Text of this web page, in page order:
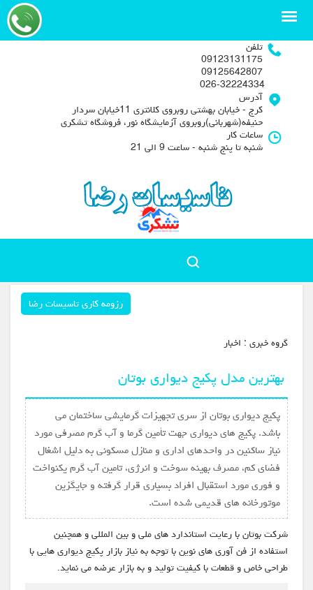
تلفن
09123131175
09125642807
آدرس
کرج - خیابان بهشتی روبروی کلانتری 11خیابان سردار
حنیفه(شهربانی)روبروی آزمایشگاه نور، فروشگاه تشکری
ساعات کار
شنبه تا پنج شنبه - ساعت 9 الی 21
رزومه کاری تاسیسات رضا
گروه خبري : اخبار
بهترین مدل پکیج دیواری بوتان
پکیج دیواری بوتان از سری تجهیزات گرمایشی ساختمان می
باشد. پکیج های دیواری جهت تأمین گرما و آب گرم مصرفی مورد
نیاز ساکنین در واحدهای اداری و منازل مسکونی به دلیل اشغال
فضای کم، مصرف بهینه سوخت و انرژی، تامین آب گرم یکنواخت
و فوری مورد استقبال افراد بسیاری قرار گرفته و جایگزین
موتورخانه های قدیمی شده است.
شرکت بوتان با رعایت استاندارد های ملی و بین المللی و همچنین
استفاده از فن آوری های نوین با توجه به نیاز بازار پکیج دیواری هایی با
طراحی خاص و قطعات با کیفیت تولید و به بازار عرضه می نماید.